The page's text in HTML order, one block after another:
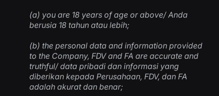
(a) you are 18 years of age or above/Anda
berusia 18 tahun atau lebih;
(b) the personal data and information provided
to the Company, FDV and FA are accurate and
truthful/data pribadi dan informasi yang
diberikan kepada Perusahaan, FDV, dan FA
adalah akurat dan benar;